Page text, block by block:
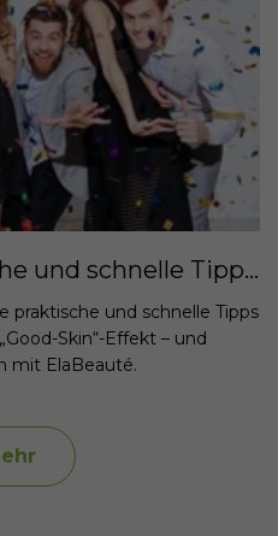
Party-Glow: Praktische und schnelle Tipps für strahlende Haut und den „Good-Skin“-Effekt
praktische und schnelle Tipps
Skin“-Effekt – und
mit ElaBeauté.